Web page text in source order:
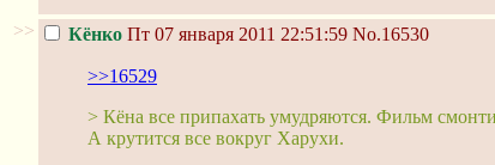
>> Кёнко Пт 07 января 2011 22:51:59 No.16530
>>16529
> Кёна все припахать умудряются. Фильм
А крутится все вокруг Харухи.